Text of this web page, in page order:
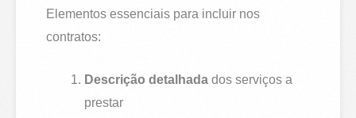
Elementos essenciais para incluir nos
contratos:
Descrição detalhada dos serviços a
prestar